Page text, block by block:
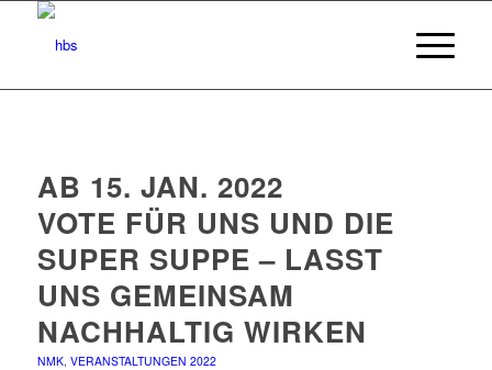
AB 15. JAN. 2022
VOTE FÜR UNS UND DIE
SUPER SUPPE – LASST
UNS GEMEINSAM
NACHHALTIG WIRKEN
NMK, VERANSTALTUNGEN 2022